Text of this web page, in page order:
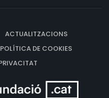
ACTUALITZACIONS
POLÍTICA DE COOKIES